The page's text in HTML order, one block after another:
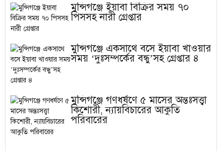
মুন্সিগঞ্জে ইয়াবা বিক্রির সময় ৭০
পিসসহ নারী গ্রেপ্তার
মুন্সিগঞ্জে একসাথে বসে ইয়াবা খাওয়ার
সময় ‘দুঃসম্পর্কের বন্ধু’সহ গ্রেপ্তার ৪
মুন্সিগঞ্জে গণধর্ষণে ৫ মাসের অন্তঃসত্ত্বা
কিশোরী, ন্যায়বিচারের আকুতি
পরিবারের